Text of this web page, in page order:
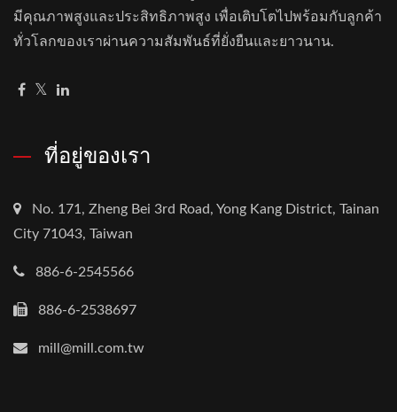
มีคุณภาพสูงและประสิทธิภาพสูง เพื่อเติบโตไปพร้อมกับลูกค้า
ทั่วโลกของเราผ่านความสัมพันธ์ที่ยั่งยืนและยาวนาน.
ที่อยู่ของเรา
No. 171, Zheng Bei 3rd Road, Yong Kang District, Tainan
City 71043, Taiwan
886-6-2545566
886-6-2538697
mill@mill.com.tw